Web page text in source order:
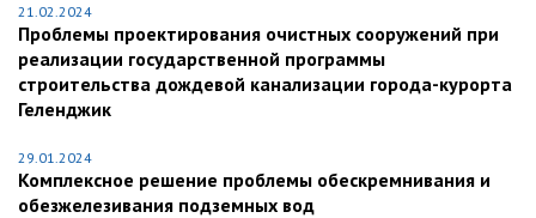
21.02.2024
Проблемы проектирования очистных сооружений при
реализации государственной программы
строительства дождевой канализации города-курорта
Геленджик
29.01.2024
Комплексное решение проблемы обескремнивания и
обезжелезивания подземных вод